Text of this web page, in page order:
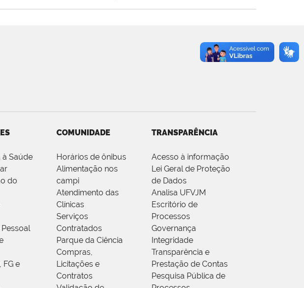
à Saúde
do
FG e
COMUNIDADE
Horários de ônibus
Alimentação nos
campi
Atendimento das
Clínicas
Serviços
Contratados
Parque da Ciência
Compras,
Licitações e
Contratos
TRANSPARÊNCIA
Acesso à informação
Lei Geral de Proteção
de Dados
Analisa UFVJM
Escritório de
Processos
Governança
Integridade
Transparência e
Prestação de Contas
Pesquisa Pública de